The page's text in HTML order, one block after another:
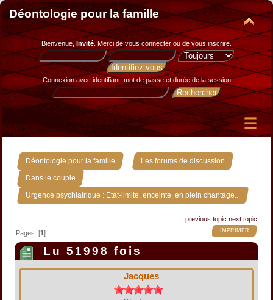
Déontologie pour la famille
Bienvenue, Invité. Merci devous connecter ou de vous inscrire.
Connexion avec identifiant, mot de passe et durée de la session
Déontologie pour la famille » Les forums de discussion »
Dans le couple »
Urgence psychiatrique : Etat-limite, enceinte, en plein chantage...
previous topic next topic
IMPRIMER
Pages: [1]
Lu 51998 fois
Jacques